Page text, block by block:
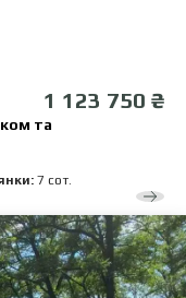
1 123 750 ₴
та
7 сот.